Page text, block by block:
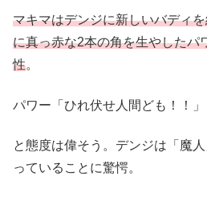
マキマはデンジに新しいバディ
に真っ赤な2本の角を生やしたパ
性。
パワー「ひれ伏せ人間ども！！」
と態度は偉そう。デンジは「魔
っていることに驚愕。